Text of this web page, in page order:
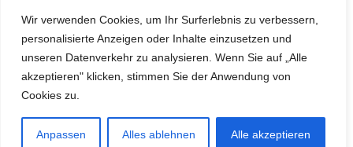
Wir verwenden Cookies, um Ihr Surferlebnis zu verbessern,
personalisierte Anzeigen oder Inhalte einzusetzen und
unseren Datenverkehr zu analysieren. Wenn Sie auf „Alle
akzeptieren" klicken, stimmen Sie der Anwendung von
Cookies zu.
Anpassen Alles ablehnen Alle akzeptieren